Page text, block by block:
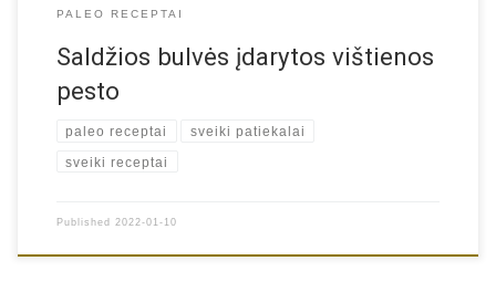
PALEO RECEPTAI
Saldžios bulvės įdarytos vištienos
pesto
paleo receptai sveiki patiekalai
sveiki receptai
Published 2022-01-10